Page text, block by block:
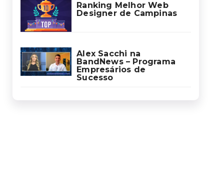
Ranking Melhor Web
Designer de Campinas
Alex Sacchi na
BandNews – Programa
Empresários de
Sucesso